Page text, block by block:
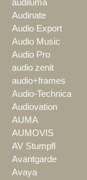
audiluma
Audinate
Audio Export
Audio Music
Audio Pro
audio zenit
audio+frames
Audio-Technica
Audiovation
AUMA
AUMOVIS
AV Stumpfl
Avantgarde
Avaya